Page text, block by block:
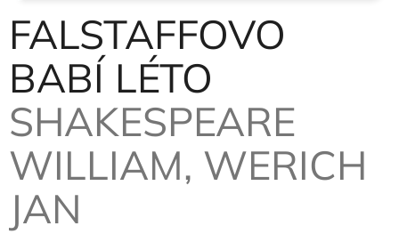
FALSTAFFOVO
BABÍ LÉTO
SHAKESPEARE
WILLIAM, WERICH
JAN